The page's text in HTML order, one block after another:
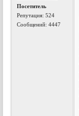
Посетитель
Репутация:524
Сообщений: 4447